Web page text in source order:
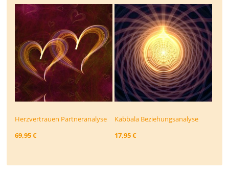
Herzvertrauen Partneranalyse
69,95 €
Kabbala Beziehungs­analyse
17,95 €